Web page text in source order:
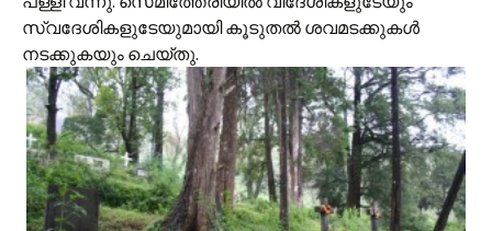
സ്വദേശികളുടേയുമായി കൂടുതല്‍ ശവമടക്കുകള്‍
നടക്കുകയും ചെയ്തു.